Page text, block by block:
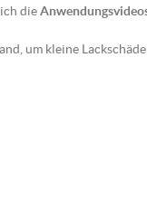
die
um kleine